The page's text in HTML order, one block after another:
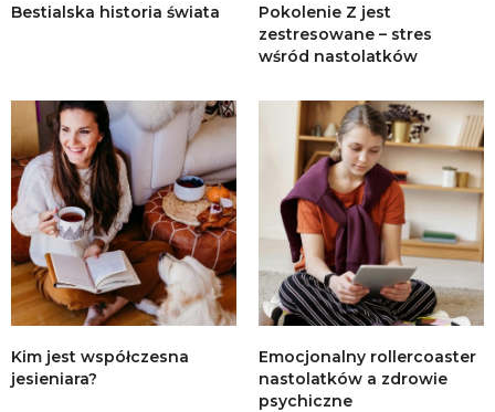
Bestialska historia świata
Pokolenie Z jest
zestresowane – stres
wśród nastolatków
Kim jest współczesna
jesieniara?
Emocjonalny rollercoaster
nastolatków a zdrowie
psychiczne